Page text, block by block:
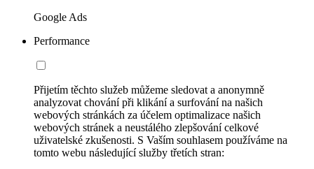
Google Ads
Performance
Přijetím těchto služeb můžeme sledovat a anonymně
analyzovat chování při klikání a surfování na našich
webových stránkách za účelem optimalizace našich
webových stránek a neustálého zlepšování celkové
uživatelské zkušenosti. S Vaším souhlasem používáme na
tomto webu následující služby třetích stran: